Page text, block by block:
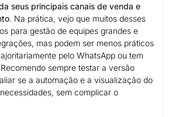
seus principais canais de venda e
. Na prática, vejo que muitos desses
para gestão de equipes grandes e
mas podem ser menos práticos
pelo WhatsApp ou tem
sempre testar a versão
se a automação e a visualização do
sem complicar o